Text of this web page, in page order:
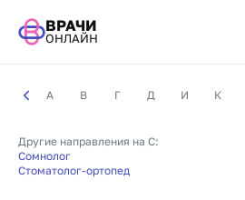
ВРАЧИ
ОНЛАЙН
А В Г Д И К
Другие направления на С:
Сомнолог
Стоматолог-ортопед